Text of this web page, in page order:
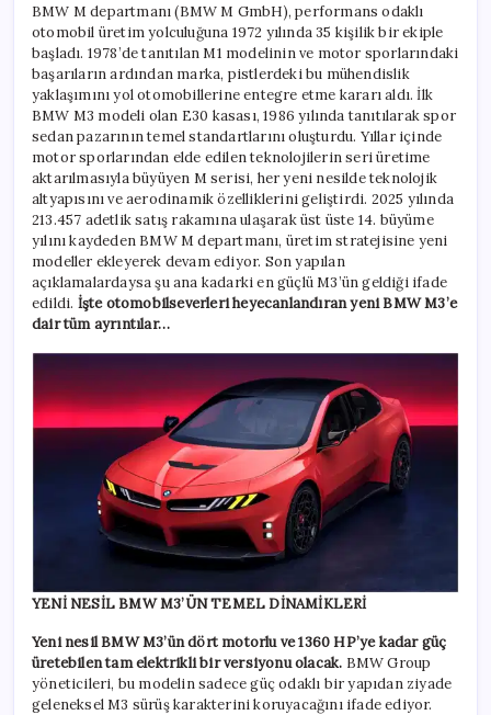
BMW M departmanı (BMW M GmbH), performans odaklı
otomobil üretim yolculuğuna 1972 yılında 35 kişilik bir ekiple
başladı. 1978’de tanıtılan M1 modelinin ve motor sporlarındaki
başarıların ardından marka, pistlerdeki bu mühendislik
yaklaşımını yol otomobillerine entegre etme kararı aldı. İlk
BMW M3 modeli olan E30 kasası, 1986 yılında tanıtılarak spor
sedan pazarının temel standartlarını oluşturdu. Yıllar içinde
motor sporlarından elde edilen teknolojilerin seri üretime
aktarılmasıyla büyüyen M serisi, her yeni nesilde teknolojik
altyapısını ve aerodinamik özelliklerini geliştirdi. 2025 yılında
213.457 adetlik satış rakamına ulaşarak üst üste 14. büyüme
yılını kaydeden BMW M departmanı, üretim stratejisine yeni
modeller ekleyerek devam ediyor. Son yapılan
açıklamalardaysa şu ana kadarki en güçlü M3’ün geldiği ifade
edildi. İşte otomobilseverleri heyecanlandıran yeni BMW M3’e
dair tüm ayrıntılar…
YENİ NESİL BMW M3’ÜN TEMEL DİNAMİKLERİ
Yeni nesil BMW M3’ün dört motorlu ve 1360 HP’ye kadar güç
üretebilen tam elektrikli bir versiyonu olacak. BMW Group
yöneticileri, bu modelin sadece güç odaklı bir yapıdan ziyade
geleneksel M3 sürüş karakterini koruyacağını ifade ediyor.